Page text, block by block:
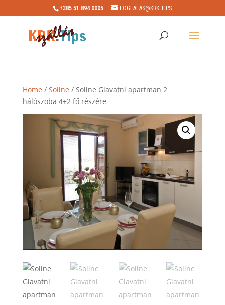
+385 51 894 0005 FOGLALAS@KRK.TIPS
Home/ Soline/ Soline Glavatni apartman 2
hálószoba 4+2 fő részére